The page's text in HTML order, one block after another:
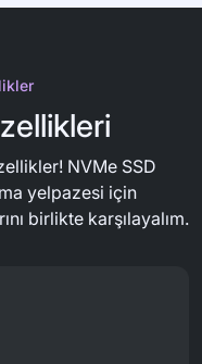
NVMe SSD
yelpazesi için
birlikte karşılayalım.